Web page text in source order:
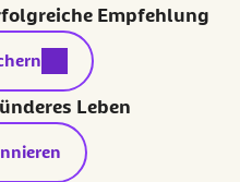
Empfehlung
Leben